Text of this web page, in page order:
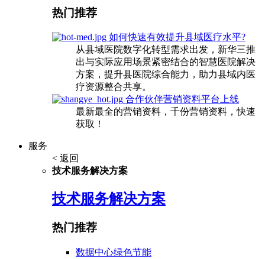
热门推荐
如何快速有效提升县域医疗水平?
从县域医院数字化转型需求出发，新华三推
出与实际应用场景紧密结合的智慧医院解决
方案，提升县医院综合能力，助力县域内医
疗资源整合共享。
合作伙伴营销资料平台上线
最新最全的营销资料，千份营销资料，快速
获取！
服务
< 返回
技术服务解决方案
技术服务解决方案
热门推荐
数据中心绿色节能